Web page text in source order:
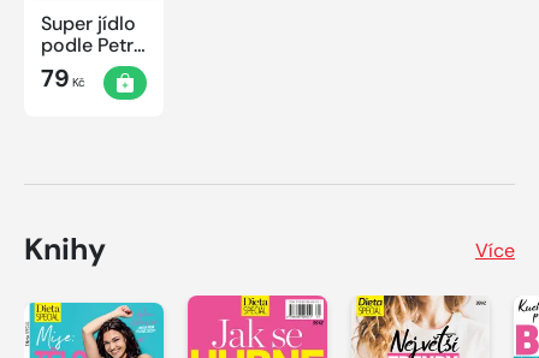
Super jídlo
podle Petra
Havlíčka
79 Kč
Knihy Více